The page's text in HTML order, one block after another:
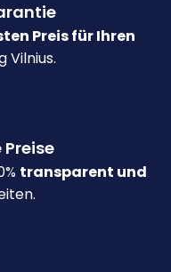
Preis für Ihren
Vilnius.
transparent und